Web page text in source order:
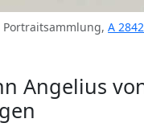
Portraitsammlung,A
Angelius